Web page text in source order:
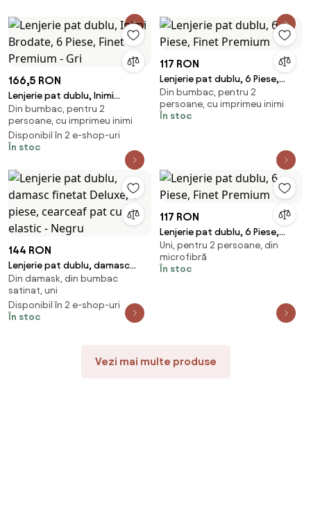
166,5 RON
Lenjerie pat dublu, Inimi
Brodate, 6 Piese, Finet Premium
- Gri
Din bumbac, pentru 2
persoane, cu imprimeu inimi
Disponibil în 2 e-shop-uri
În stoc
117 RON
Lenjerie pat dublu, 6 Piese,
Finet Premium
Din bumbac, pentru 2
persoane, cu imprimeu inimi
În stoc
144 RON
Lenjerie pat dublu, damasc
finetat Deluxe, 6 piese,
cearceaf pat cu elastic - Negru
Din damask, din bumbac
satinat, uni
Disponibil în 2 e-shop-uri
În stoc
117 RON
Lenjerie pat dublu, 6 Piese,
Finet Premium
Uni, pentru 2 persoane, din
microfibră
În stoc
Vezi mai multe produse